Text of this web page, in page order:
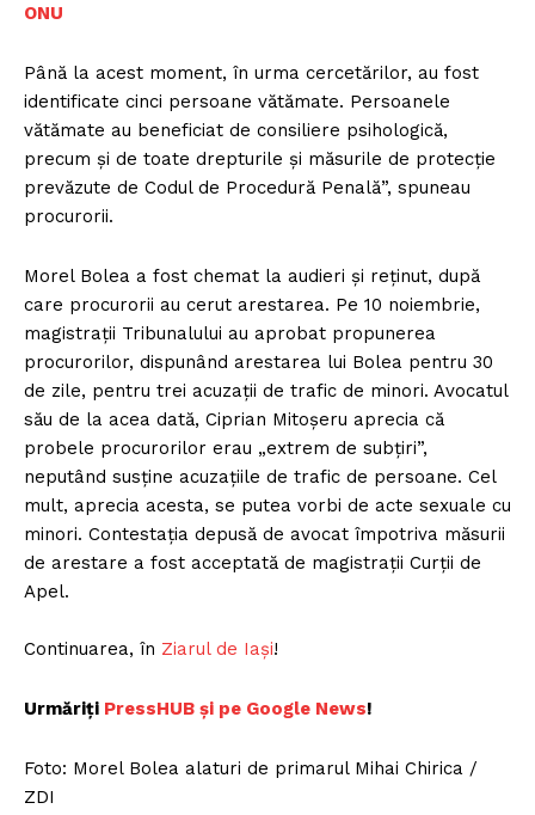
ONU
Până la acest moment, în urma cercetărilor, au fost
identificate cinci persoane vătămate. Persoanele
vătămate au beneficiat de consiliere psihologică,
precum și de toate drepturile și măsurile de protecție
prevăzute de Codul de Procedură Penală”, spuneau
procurorii.
Morel Bolea a fost chemat la audieri și reținut, după
care procurorii au cerut arestarea. Pe 10 noiembrie,
magistrații Tribunalului au aprobat propunerea
procurorilor, dispunând arestarea lui Bolea pentru 30
de zile, pentru trei acuzații de trafic de minori. Avocatul
său de la acea dată, Ciprian Mitoșeru aprecia că
probele procurorilor erau „extrem de subțiri”,
neputând susține acuzațiile de trafic de persoane. Cel
mult, aprecia acesta, se putea vorbi de acte sexuale cu
minori. Contestația depusă de avocat împotriva măsurii
de arestare a fost acceptată de magistrații Curții de
Apel.
Continuarea, în Ziarul de Iași!
Urmăriți PressHUB și pe Google News!
Foto: Morel Bolea alaturi de primarul Mihai Chirica /
ZDI